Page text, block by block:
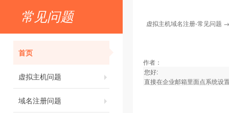
常见问题
首页
虚拟主机问题
域名注册问题
虚拟主机域名注册-常见问题
作者：
您好:
直接在企业邮箱里面点系统设